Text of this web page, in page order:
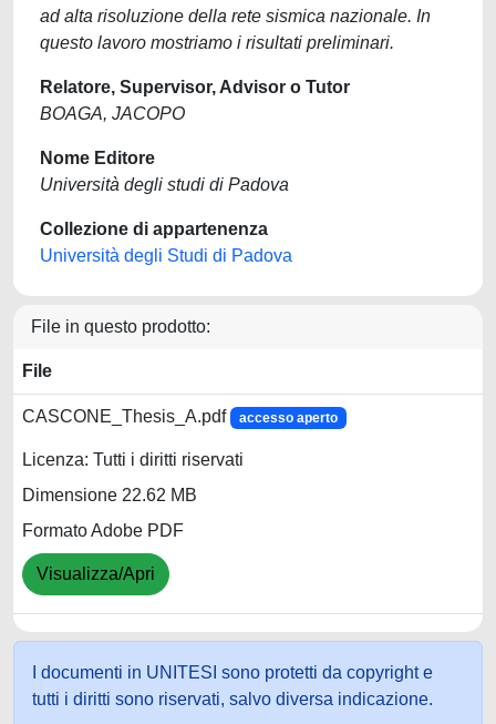
ad alta risoluzione della rete sismica nazionale. In
questo lavoro mostriamo i risultati preliminari.
Relatore, Supervisor, Advisor o Tutor
BOAGA, JACOPO
Nome Editore
Università degli studi di Padova
Collezione di appartenenza
Università degli Studi di Padova
File in questo prodotto:
File
CASCONE_Thesis_A.pdf accesso aperto
Licenza: Tutti i diritti riservati
Dimensione 22.62 MB
Formato Adobe PDF
Visualizza/Apri
I documenti in UNITESI sono protetti da copyright e
tutti i diritti sono riservati, salvo diversa indicazione.